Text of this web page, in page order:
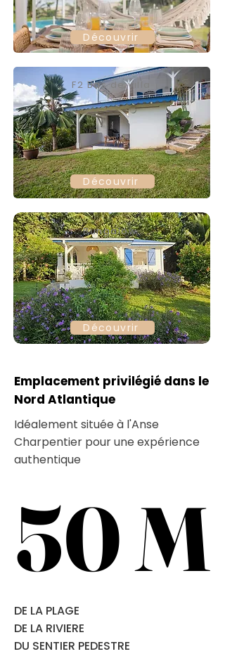
Découvrir
Découvrir
F2 Bas de villa
Découvrir
Bungalow
Emplacement privilégié dans le
Nord Atlantique
Idéalement située à l'Anse
Charpentier pour une expérience
authentique
50 M
50 M
DE LA PLAGE
DE LA RIVIERE
DU SENTIER PEDESTRE